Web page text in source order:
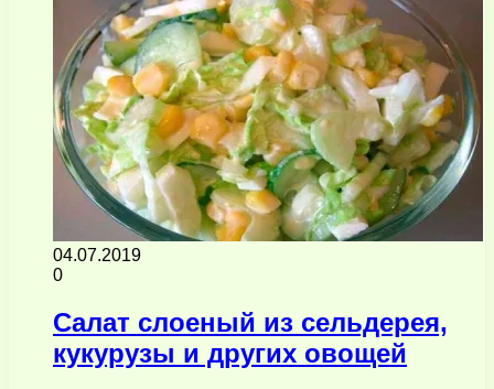
04.07.2019
0
Салат слоеный из сельдерея,
кукурузы и других овощей